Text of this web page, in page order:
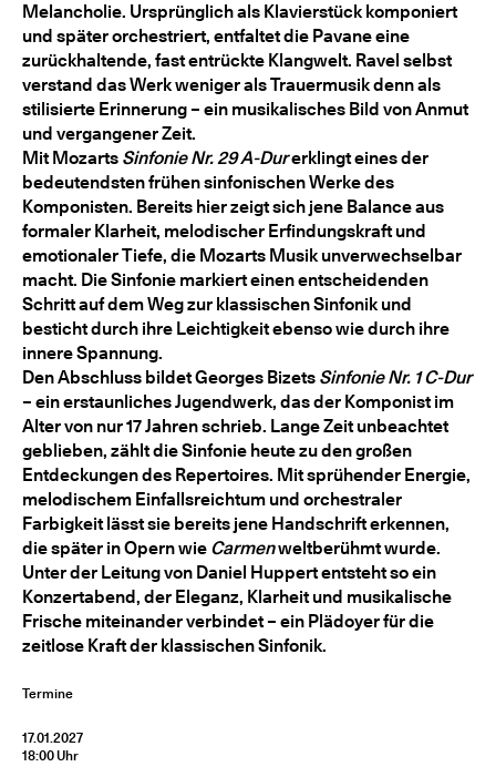
Melancholie. Ursprünglich als Klavierstück komponiert
und später orchestriert, entfaltet die Pavane eine
zurückhaltende, fast entrückte Klangwelt. Ravel selbst
verstand das Werk weniger als Trauermusik denn als
stilisierte Erinnerung – ein musikalisches Bild von Anmut
und vergangener Zeit.
Mit Mozarts Sinfonie Nr. 29 A-Durerklingt eines der
bedeutendsten frühen sinfonischen Werke des
Komponisten. Bereits hier zeigt sich jene Balance aus
formaler Klarheit, melodischer Erfindungskraft und
emotionaler Tiefe, die Mozarts Musik unverwechselbar
macht. Die Sinfonie markiert einen entscheidenden
Schritt auf dem Weg zur klassischen Sinfonik und
besticht durch ihre Leichtigkeit ebenso wie durch ihre
innere Spannung.
Den Abschluss bildet Georges Bizets Sinfonie Nr. 1 C-Dur
– ein erstaunliches Jugendwerk, das der Komponist im
Alter von nur 17 Jahren schrieb. Lange Zeit unbeachtet
geblieben, zählt die Sinfonie heute zu den großen
Entdeckungen des Repertoires. Mit sprühender Energie,
melodischem Einfallsreichtum und orchestraler
Farbigkeit lässt sie bereits jene Handschrift erkennen,
die später in Opern wie Carmenweltberühmt wurde.
Unter der Leitung von Daniel Huppert entsteht so ein
Konzertabend, der Eleganz, Klarheit und musikalische
Frische miteinander verbindet – ein Plädoyer für die
zeitlose Kraft der klassischen Sinfonik.
Termine
17.01.2027
18:00 Uhr